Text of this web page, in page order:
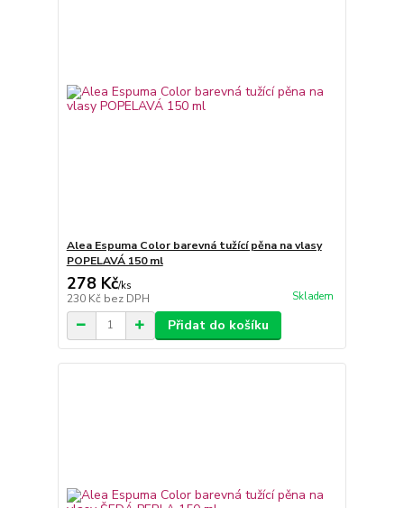
Alea Espuma Color barevná tužící pěna na vlasy
POPELAVÁ 150 ml
278 Kč/ks
230 Kč bez DPH Skladem
Přidat do košíku